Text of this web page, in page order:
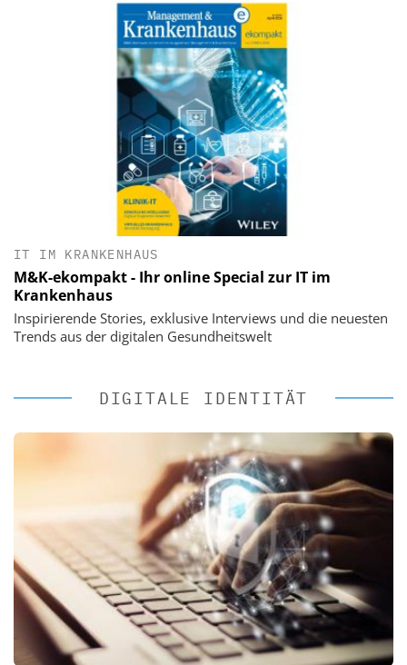
IT IM KRANKENHAUS
M&K-ekompakt - Ihr online Special zur IT im
Krankenhaus
Inspirierende Stories, exklusive Interviews und die neuesten
Trends aus der digitalen Gesundheitswelt
DIGITALE IDENTITÄT